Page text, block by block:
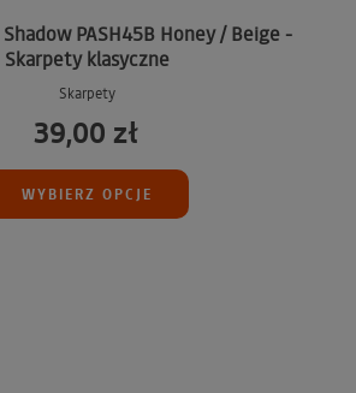
Shadow PASH45B Honey / Beige -
Skarpety klasyczne
Skarpety
39,00 zł
WYBIERZ OPCJE